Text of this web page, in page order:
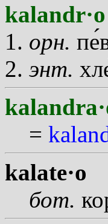
kalandr·o
орн. пе
энт. хл
=
kalate·o
бот.